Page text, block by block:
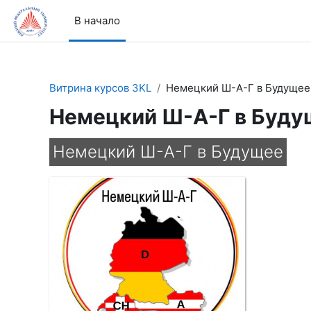
Перейти к основному содержанию
В начало
Витрина курсов 3KL Немецкий Ш-А-Г в Будущее
Немецкий Ш-А-Г в
Немецкий Ш-А-Г в Будущее